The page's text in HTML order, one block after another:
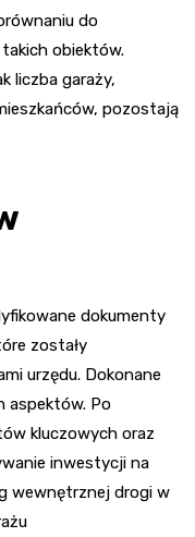
do
takich obiektów.
liczba garaży,
pozostają
dokumenty
zostały
urzędu. Dokonane
aspektów. Po
kluczowych oraz
inwestycji na
wewnętrznej drogi w